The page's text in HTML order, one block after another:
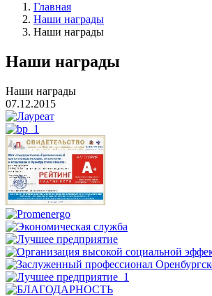
Главная
Наши награды
Наши награды
Наши награды
Наши награды
07.12.2015